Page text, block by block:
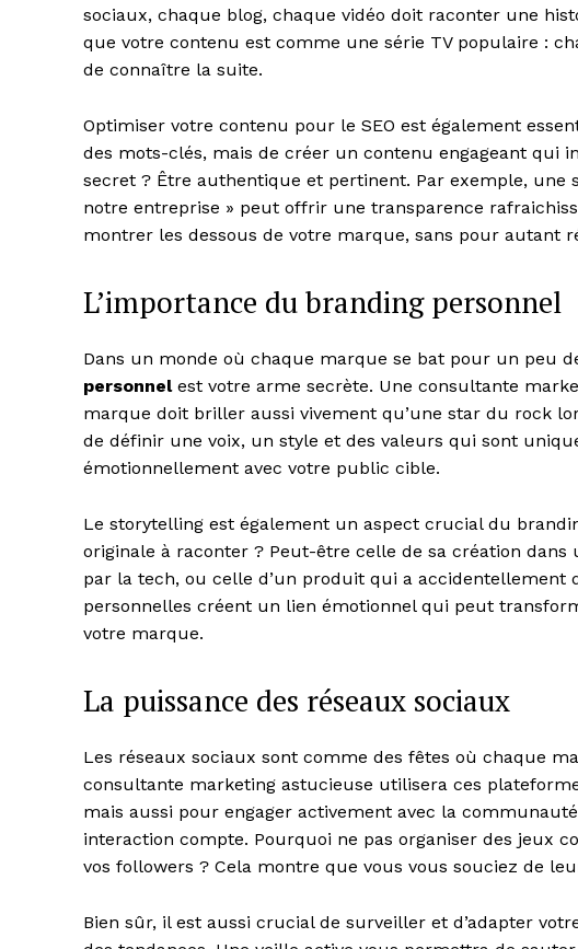
News Week
Magazine PRO
SUBSCRIBE NOW
sociaux, chaque blog, chaque vidéo doit raconter une
que votre contenu est comme une série TV populaire :
de connaître la suite.
Optimiser votre contenu pour le SEO est également
des mots-clés, mais de créer un contenu engageant qui
secret ? Être authentique et pertinent. Par exemple, une
notre entreprise » peut offrir une transparence
montrer les dessous de votre marque, sans pour autant
L’importance du branding personnel
Dans un monde où chaque marque se bat pour un peu
personnelest votre arme secrète. Une consultante
marque doit briller aussi vivement qu’une star du rock
de définir une voix, un style et des valeurs qui sont
émotionnellement avec votre public cible.
Le storytelling est également un aspect crucial du
originale à raconter ? Peut-être celle de sa création dans
par la tech, ou celle d’un produit qui a accidentellement
personnelles créent un lien émotionnel qui peut
votre marque.
La puissance des réseaux sociaux
Les réseaux sociaux sont comme des fêtes où chaque
consultante marketing astucieuse utilisera ces
mais aussi pour engager activement avec la
interaction compte. Pourquoi ne pas organiser des jeux
vos followers ? Cela montre que vous vous souciez de
Bien sûr, il est aussi crucial de surveiller et d’adapter